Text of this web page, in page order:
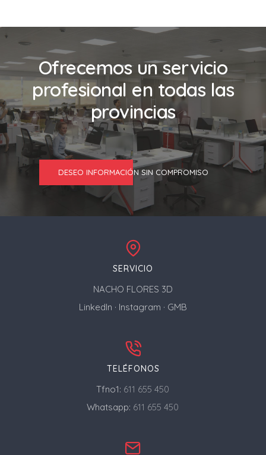
Ofrecemos un servicio
profesional en todas las
provincias
DESEO INFORMACIÓN SIN COMPROMISO
SERVICIO
NACHO FLORES 3D
LinkedIn · Instagram · GMB
TELÉFONOS
Tfno1: 611 655 450
Whatsapp: 611 655 450